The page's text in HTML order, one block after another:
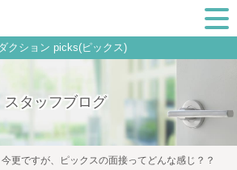
クション picks(ピックス)
スタッフブログ
今更ですが、ピックスの面接ってどんな感じ？？